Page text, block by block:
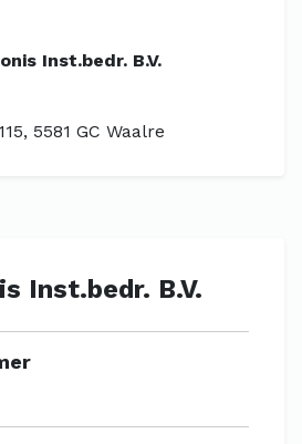
Inst.bedr. B.V.
5581 GC Waalre
Inst.bedr. B.V.